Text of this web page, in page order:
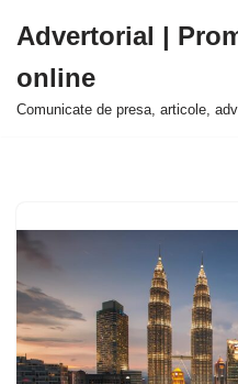
la
conținut
Advertorial |
online
Comunicate de presa, articole,